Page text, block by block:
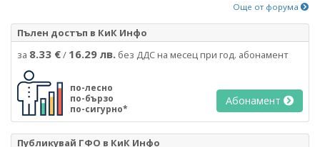
Още от форума
Пълен достъп в КиК Инфо
за 8.33 €/ 16.29 лв. без ДДС на месец при год. абонамент
по-лесно
по-бързо
по-сигурно*
Абонамент
Публикувай ГФО в КиК Инфо